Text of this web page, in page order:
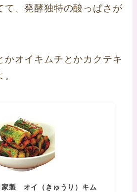
て、発酵独特の酸っぱさが
かオイキムチとかカクテキ
家製 オイ（きゅうり）キム